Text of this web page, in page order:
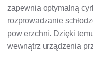
zapewnia optymalną
rozprowadzanie
powierzchni. Dzięki
wewnątrz urządzenia